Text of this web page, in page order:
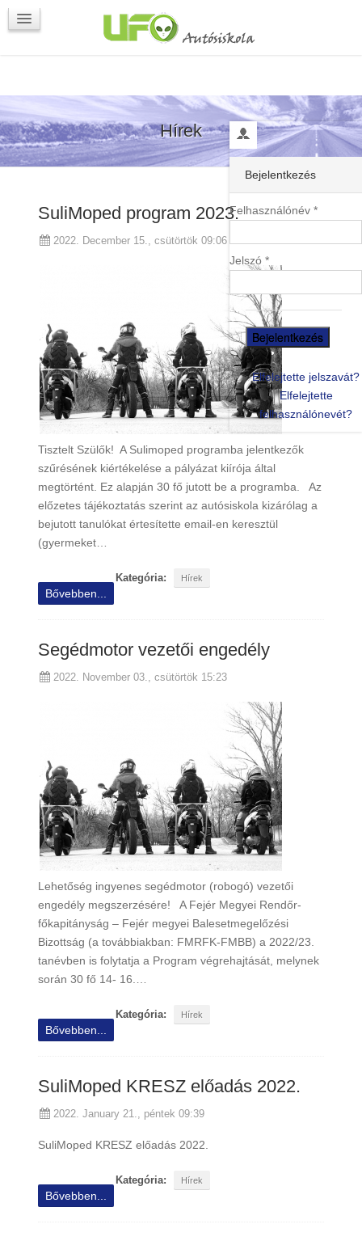
Programok
Bejelentkezés
Felhasználónév *
Jelszó *
Elfelejtette jelszavát?
Elfelejtette
felhasználónevét?
Hírek
SuliMoped program 2023.
2022. December 15., csütörtök 09:06
Tisztelt Szülők! A Sulimoped programba jelentkezők
szűrésének kiértékelése a pályázat kiírója által
megtörtént. Ez alapján 30 fő jutott be a programba. Az
előzetes tájékoztatás szerint az autósiskola kizárólag a
bejutott tanulókat értesítette email-en keresztül
(gyermeket…
Kategória: Hírek
Bővebben...
Segédmotor vezetői engedély
2022. November 03., csütörtök 15:23
Lehetőség ingyenes segédmotor (robogó) vezetői
engedély megszerzésére! A Fejér Megyei Rendőr-
főkapitányság – Fejér megyei Balesetmegelőzési
Bizottság (a továbbiakban: FMRFK-FMBB) a 2022/23.
tanévben is folytatja a Program végrehajtását, melynek
során 30 fő 14- 16.…
Kategória: Hírek
Bővebben...
SuliMoped KRESZ előadás 2022.
2022. January 21., péntek 09:39
SuliMoped KRESZ előadás 2022.
Kategória: Hírek
Bővebben...